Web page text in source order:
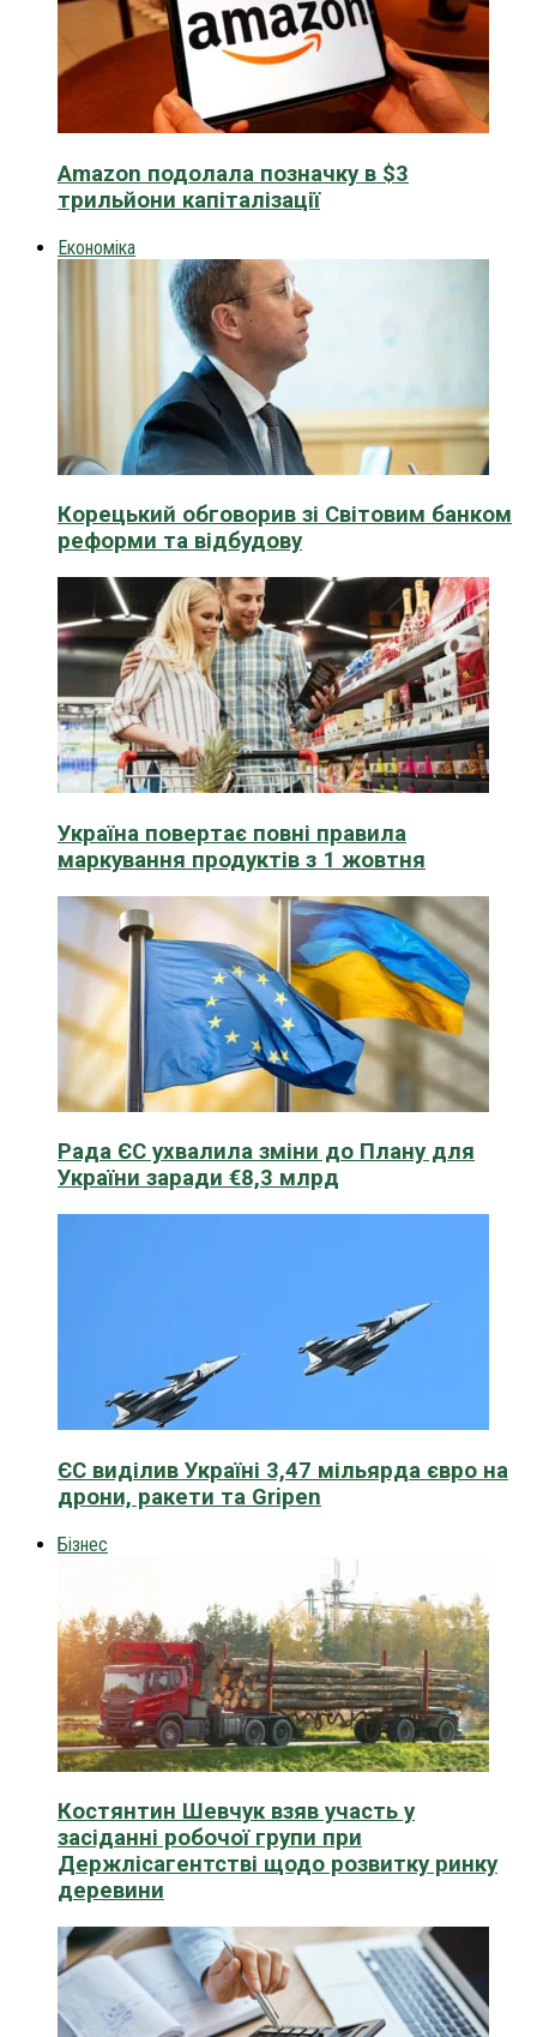
Amazon подолала позначку в $3
трильйони капіталізації
Економіка
Корецький обговорив зі Світовим банком
реформи та відбудову
Україна повертає повні правила
маркування продуктів з 1 жовтня
Рада ЄС ухвалила зміни до Плану для
України заради €8,3 млрд
ЄС виділив Україні 3,47 мільярда євро на
дрони, ракети та Gripen
Бізнес
Костянтин Шевчук взяв участь у
засіданні робочої групи при
Держлісагентстві щодо розвитку ринку
деревини